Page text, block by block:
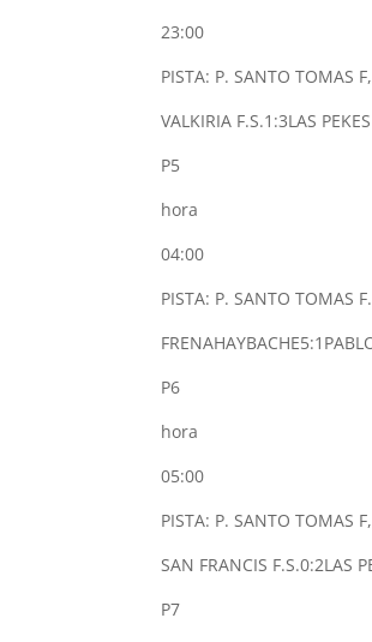
23:00
PISTA: P. SANTO TOMAS
VALKIRIA F.S.1:3LAS
P5
hora
04:00
PISTA: P. SANTO TOMAS
FRENAHAYBACHE5:1
P6
hora
05:00
PISTA: P. SANTO TOMAS
SAN FRANCIS F.S.0:2LAS
P7